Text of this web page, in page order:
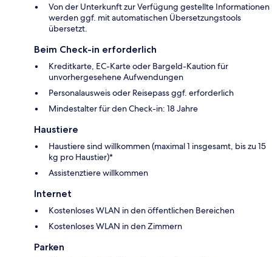
Von der Unterkunft zur Verfügung gestellte Informationen
werden ggf. mit automatischen Übersetzungstools
übersetzt.
Beim Check-in erforderlich
Kreditkarte, EC-Karte oder Bargeld-Kaution für
unvorhergesehene Aufwendungen
Personalausweis oder Reisepass ggf. erforderlich
Mindestalter für den Check-in: 18 Jahre
Haustiere
Haustiere sind willkommen (maximal 1 insgesamt, bis zu 15
kg pro Haustier)*
Assistenztiere willkommen
Internet
Kostenloses WLAN in den öffentlichen Bereichen
Kostenloses WLAN in den Zimmern
Parken